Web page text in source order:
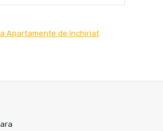
Apartamente de închiriat